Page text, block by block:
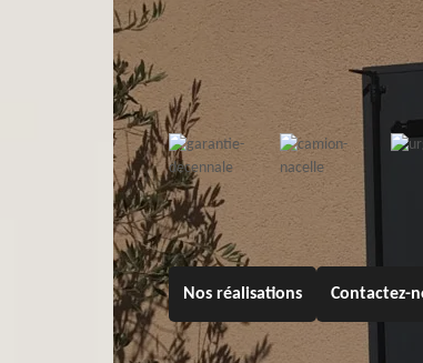
Nos réalisations Contactez-